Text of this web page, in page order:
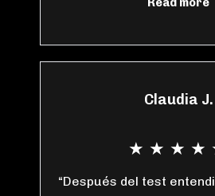
★ ★ ★ ★
“Después del test
Claudia J.